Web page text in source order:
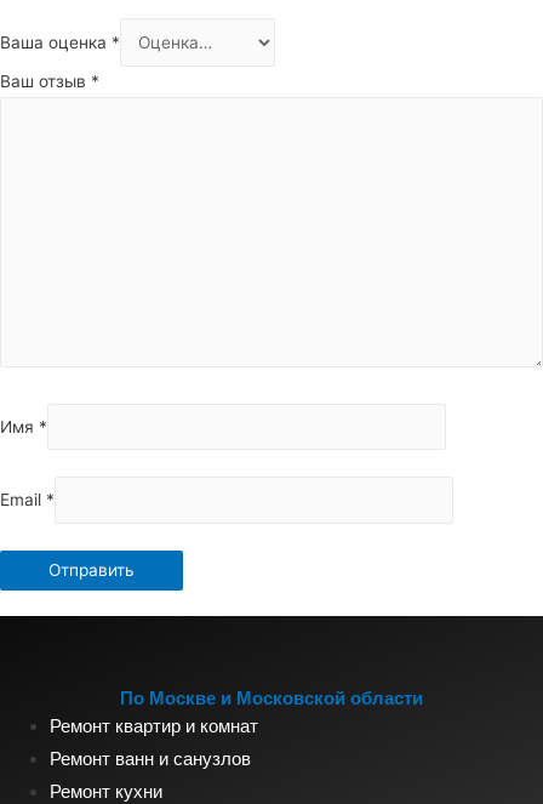
Ваша оценка *
Ваш отзыв *
Имя *
Email *
По Москве и Московской области
Ремонт квартир и комнат
Ремонт ванн и санузлов
Ремонт кухни